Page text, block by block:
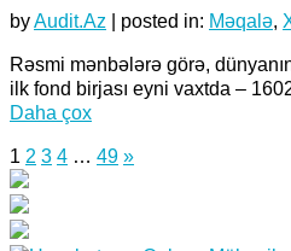
byAudit.Az posted in: Məqalə,
Rəsmi mənbələrə görə,
ilk fond birjası eyni vaxtda –
Daha çox
1 2 3 4 … 49 »